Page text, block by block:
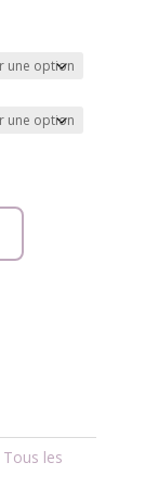
Tous les